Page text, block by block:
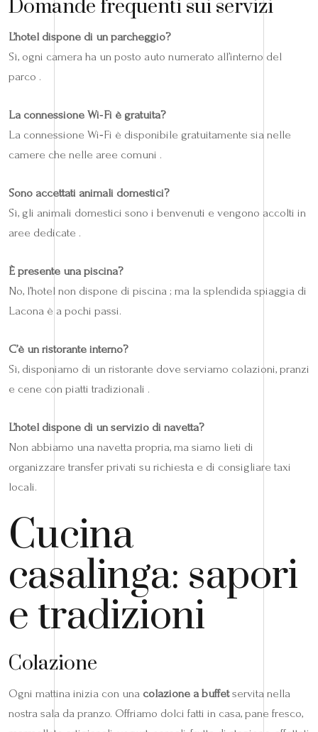
Domande frequenti sui servizi
L’hotel dispone di un parcheggio?
Sì, ogni camera ha un posto auto numerato all’interno del
parco .
La connessione Wi‑Fi è gratuita?
La connessione Wi‑Fi è disponibile gratuitamente sia nelle
camere che nelle aree comuni .
Sono accettati animali domestici?
Sì, gli animali domestici sono i benvenuti e vengono accolti in
aree dedicate .
È presente una piscina?
No, l’hotel non dispone di piscina ; ma la splendida spiaggia di
Lacona è a pochi passi.
C’è un ristorante interno?
Sì, disponiamo di un ristorante dove serviamo colazioni, pranzi
e cene con piatti tradizionali .
L’hotel dispone di un servizio di navetta?
Non abbiamo una navetta propria, ma siamo lieti di
organizzare transfer privati su richiesta e di consigliare taxi
locali.
Cucina
casalinga: sapori
e tradizioni
Colazione
Ogni mattina inizia con una colazione a buffetservita nella
nostra sala da pranzo. Offriamo dolci fatti in casa, pane fresco,